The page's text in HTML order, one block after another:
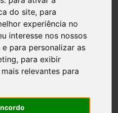
do site, para
experiência no
interesse nos nossos
para personalizar as
, para exibir
relevantes para